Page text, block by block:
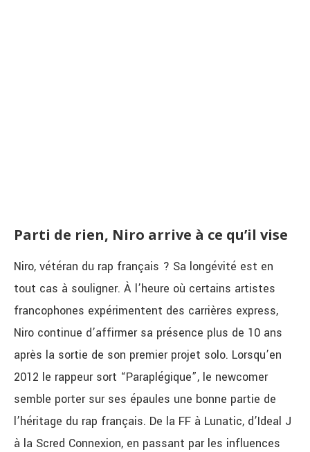
Parti de rien, Niro arrive à ce qu’il vise
Niro, vétéran du rap français ? Sa longévité est en
tout cas à souligner. À l’heure où certains artistes
francophones expérimentent des carrières express,
Niro continue d’affirmer sa présence plus de 10 ans
après la sortie de son premier projet solo. Lorsqu’en
2012 le rappeur sort “Paraplégique”, le newcomer
semble porter sur ses épaules une bonne partie de
l’héritage du rap français. De la FF à Lunatic, d’Ideal J
à la Scred Connexion, en passant par les influences